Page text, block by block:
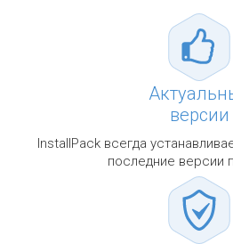
версии
InstallPack всегда
последние версии